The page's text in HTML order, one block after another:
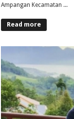
Ampangan Kecamatan ...
Read more